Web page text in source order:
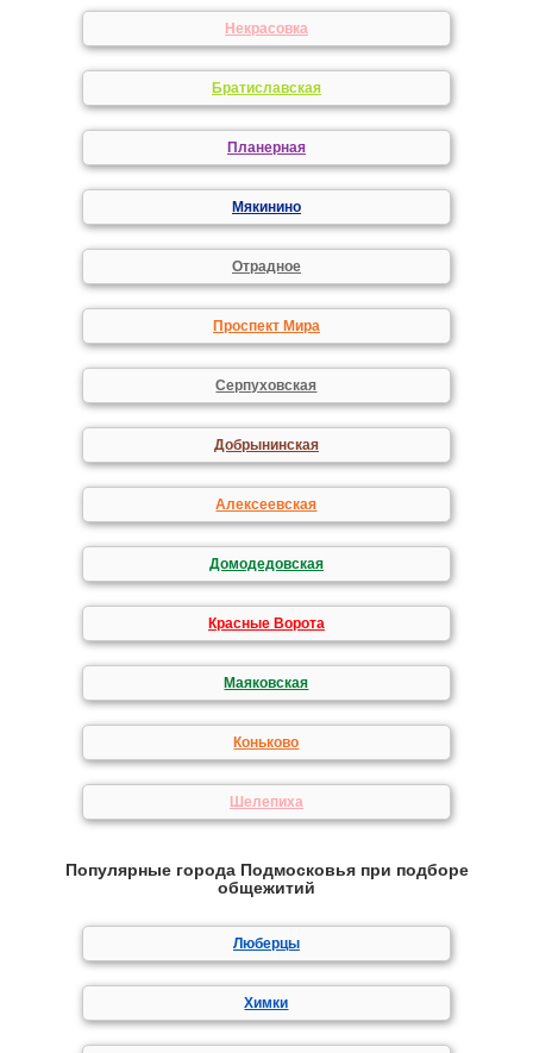
Некрасовка
Братиславская
Планерная
Мякинино
Отрадное
Проспект Мира
Серпуховская
Добрынинская
Алексеевская
Домодедовская
Красные Ворота
Маяковская
Коньково
Шелепиха
Популярные города Подмосковья при подборе
общежитий
Люберцы
Химки